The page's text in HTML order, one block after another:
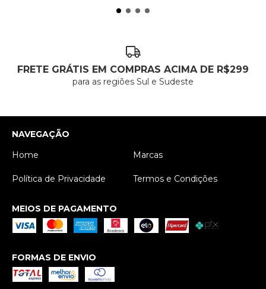
FRETE GRÁTIS EM COMPRAS ACIMA DE R$299
para as regiões Sul e Sudeste
NAVEGAÇÃO
Home
Marcas
Política de Privacidade Termos e Condições
MEIOS DE PAGAMENTO
FORMAS DE ENVIO